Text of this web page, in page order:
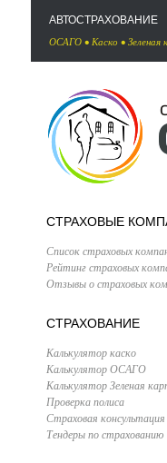
АВТОСТРАХОВАНИЕ
ОСАГО • Каско • Зеленая
СТРАХОВЫЕ
Список страховых
Рейтинг страховых
Отзывы о страховых
СТРАХОВАНИЕ
Калькулятор каско
Калькулятор ОСАГО
Калькулятор Зеленая
Проверка полиса
Страховая консультация
Тендеры по страхованию